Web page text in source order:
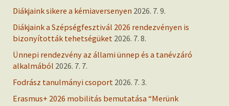
Diákjaink sikere a kémiaversenyen 2026. 7. 9.
Diákjaink a Szépségfesztivál 2026 rendezvényen is
bizonyították tehetségüket 2026. 7. 8.
Ünnepi rendezvény az állami ünnep és a tanévzáró
alkalmából 2026. 7. 7.
Fodrász tanulmányi csoport 2026. 7. 3.
Erasmus+ 2026 mobilitás bemutatása “Merünk